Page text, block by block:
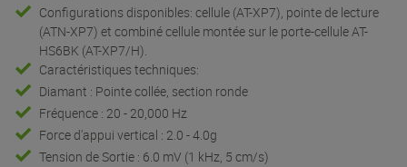
Configurations disponibles: cellule (AT-XP7), pointe de lecture
(ATN-XP7) et combiné cellule montée sur le porte-cellule AT-
HS6BK (AT-XP7/H).
Caractéristiques techniques:
Diamant : Pointe collée, section ronde
Fréquence : 20 - 20,000 Hz
Force d'appui vertical : 2.0 - 4.0g
Tension de Sortie : 6.0 mV (1 kHz, 5 cm/s)